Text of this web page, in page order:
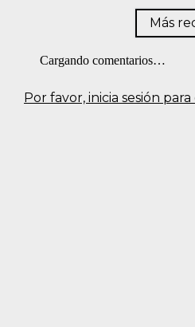
Por favor, inicia sesión
Más
Cargando comentarios…